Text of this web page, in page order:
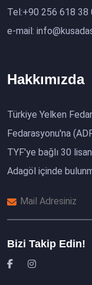
Tel:+90 256 618 38
e-mail:
Hakkımızda
Türkiye Yelken
Fedarasyonu'na
TYF'ye bağlı 30
Adagöl içinde
Bizi Takip Edin!